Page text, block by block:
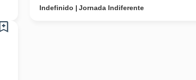
Indefinido
Jornada Indiferente